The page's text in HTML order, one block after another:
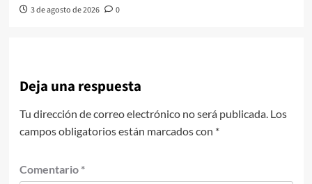
3 de agosto de 2026 0
Deja una respuesta
Tu dirección de correo electrónico no será publicada. Los
campos obligatorios están marcados con *
Comentario *